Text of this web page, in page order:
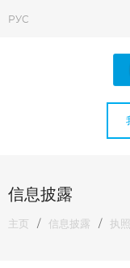
РУС
信息披露
主页 / 信息披露 / 执照